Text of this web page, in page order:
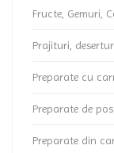
Fructe, Gemuri,
Prajituri,
Preparate cu
Preparate de
Preparate din